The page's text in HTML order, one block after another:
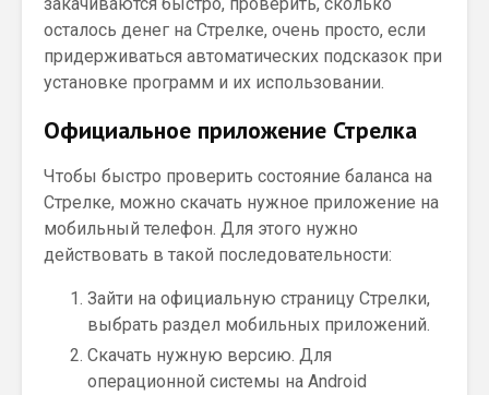
осталось денег на Стрелке, очень просто, если
придерживаться автоматических подсказок при
установке программ и их использовании.
Официальное приложение Стрелка
Чтобы быстро проверить состояние баланса на
Стрелке, можно скачать нужное приложение на
мобильный телефон. Для этого нужно
действовать в такой последовательности:
Зайти на официальную страницу Стрелки,
выбрать раздел мобильных приложений.
Скачать нужную версию. Для
операционной системы на Android